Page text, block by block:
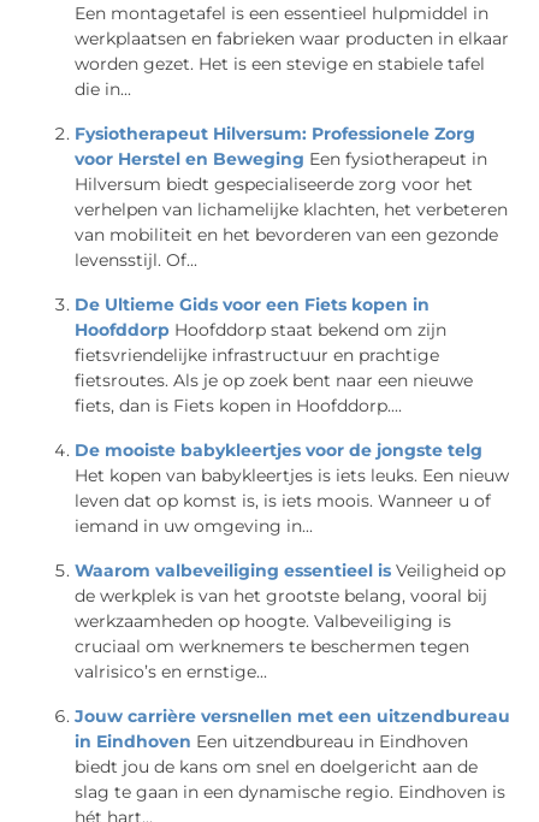
Een montagetafel is een essentieel hulpmiddel in
werkplaatsen en fabrieken waar producten in elkaar
worden gezet. Het is een stevige en stabiele tafel
die in...
Fysiotherapeut Hilversum: Professionele Zorg
voor Herstel en Beweging Een fysiotherapeut in
Hilversum biedt gespecialiseerde zorg voor het
verhelpen van lichamelijke klachten, het verbeteren
van mobiliteit en het bevorderen van een gezonde
levensstijl. Of...
De Ultieme Gids voor een Fiets kopen in
Hoofddorp Hoofddorp staat bekend om zijn
fietsvriendelijke infrastructuur en prachtige
fietsroutes. Als je op zoek bent naar een nieuwe
fiets, dan is Fiets kopen in Hoofddorp....
De mooiste babykleertjes voor de jongste telg
Het kopen van babykleertjes is iets leuks. Een nieuw
leven dat op komst is, is iets moois. Wanneer u of
iemand in uw omgeving in...
Waarom valbeveiliging essentieel is Veiligheid op
de werkplek is van het grootste belang, vooral bij
werkzaamheden op hoogte. Valbeveiliging is
cruciaal om werknemers te beschermen tegen
valrisico’s en ernstige...
Jouw carrière versnellen met een uitzendbureau
in Eindhoven Een uitzendbureau in Eindhoven
biedt jou de kans om snel en doelgericht aan de
slag te gaan in een dynamische regio. Eindhoven is
hét hart...